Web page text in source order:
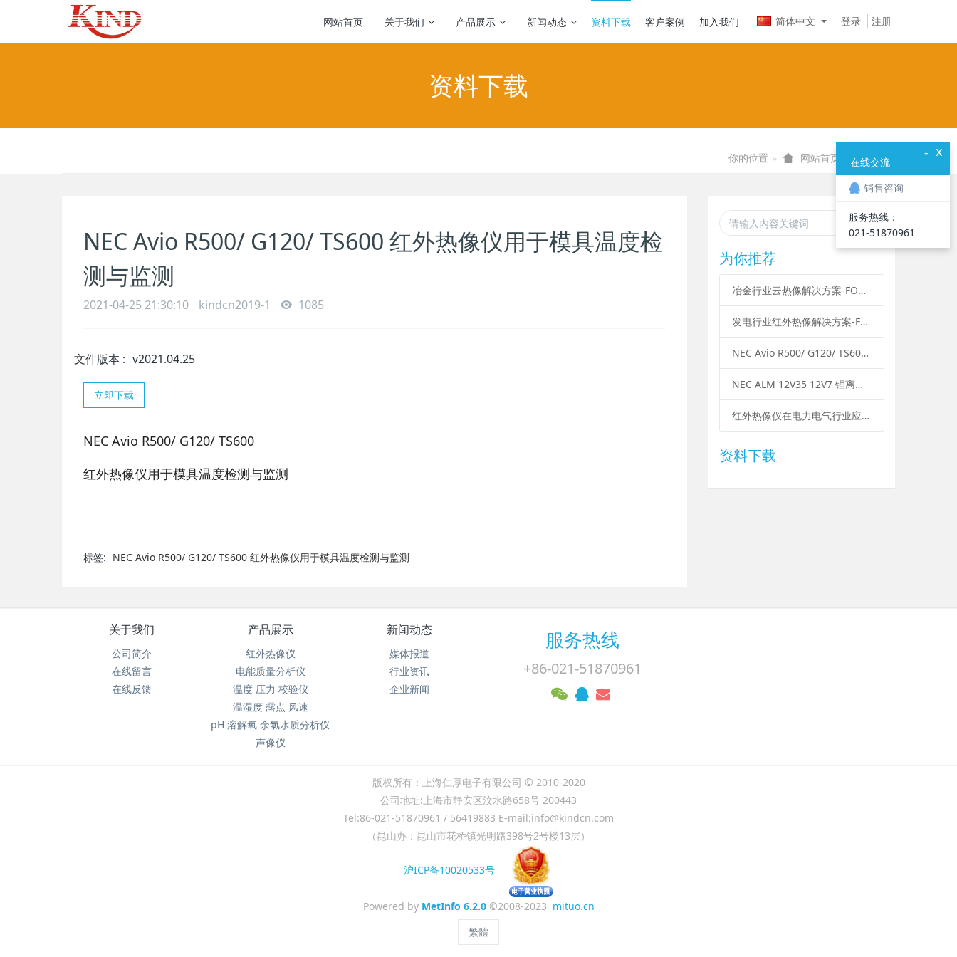
登录 注册
简体中文
网站首页 关于我们 产品展示 新闻动态 资料下载 客户案例 加入我们
资料下载
你的位置 网站首页 资料下载
NEC Avio R500/ G120/ TS600 红外热像仪用于模具温度检
测与监测
2021-04-25 21:30:10 kindcn2019-1 1085
文件版本 : v2021.04.25
立即下载
NEC Avio R500/ G120/ TS600
红外热像仪用于模具温度检测与监测
标签: NEC Avio R500/ G120/ TS600 红外热像仪用于模具温度检测与监测
为你推荐
冶金行业云热像解决方案-FOTRIC
发电行业红外热像解决方案-FOTRIC
NEC Avio R500/ G120/ TS600 红外热像仪用于模具温度检测与监测
NEC ALM 12V35 12V7 锂离子充电电池
红外热像仪在电力电气行业应用案例-KIND20200220
资料下载
关于我们
公司简介
在线留言
在线反馈
产品展示
红外热像仪
电能质量分析仪
温度 压力 校验仪
温湿度 露点 风速
pH 溶解氧 余氯水质分析仪
声像仪
新闻动态
媒体报道
行业资讯
企业新闻
服务热线
+86-021-51870961
版权所有：上海仁厚电子有限公司 © 2010-2020
公司地址:上海市静安区汶水路658号 200443
Tel:86-021-51870961 / 56419883 E-mail:info@kindcn.com
（昆山办：昆山市花桥镇光明路398号2号楼13层）
沪ICP备10020533号
Powered by MetInfo 6.2.0©2008-2023 mituo.cn
繁體
x
-
在线交流
销售咨询
服务热线：
021-51870961